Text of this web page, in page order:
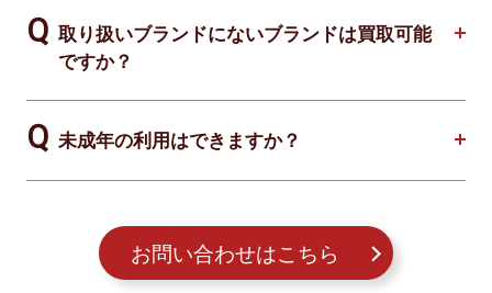
取り扱いブランドにないブランドは買取可能
ですか？
未成年の利用はできますか？
お問い合わせはこちら